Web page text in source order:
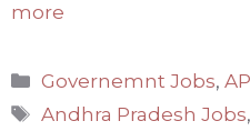
more
Categories
Governemnt Jobs,
Tags
Andhra Pradesh Jobs